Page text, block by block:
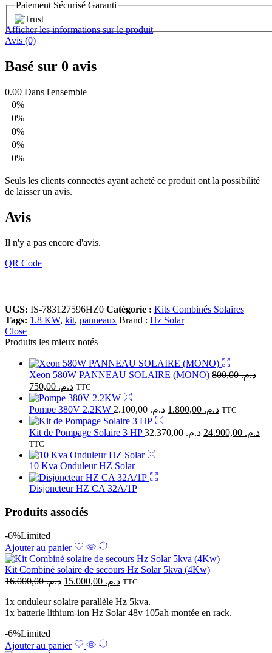
Paiement Sécurisé Garanti
Afficher les informations sur le produit
Avis (0)
Basé sur 0 avis
0.00 Dans l'ensemble
0%
0%
0%
0%
0%
Seuls les clients connectés ayant acheté ce produit ont la possibilité
de laisser un avis.
Avis
Il n'y a pas encore d'avis.
QR Code
UGS: IS-783127596HZ0 Catégorie : Kits Combinés Solaires
Tags: 1.8 KW, kit, panneaux Brand : Hz Solar
Close
Produits les mieux notés
Xeon 580W PANNEAU SOLAIRE (MONO) د.م.800,00
د.م. TTC
Pompe 380V 2.2KW د.م.2.100,00 د.م. TTC
Kit de Pompage Solaire 3 HP د.م.32.370,00 د.م.
TTC
10 Kva Onduleur HZ Solar
Disjoncteur HZ CA 32A/1P
Produits associés
-6%Limited
Ajouter au panier
Kit Combiné solaire de secours Hz Solar 5kva (4Kw)
د.م.16.000,00 د.م. TTC
1x onduleur solaire parallèle Hz 5kva.
1x batterie lithium-ion Hz Solar 48v 105ah montée en rack.
-6%Limited
Ajouter au panier